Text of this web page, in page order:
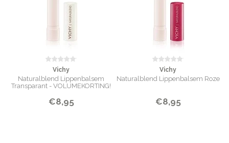
Vichy
Naturalblend Lippenbalsem
Transparant - VOLUMEKORTING!
€8,95
Vichy
Naturalblend Lippenbalsem Roze
€8,95